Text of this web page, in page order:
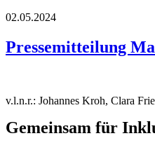
02.05.2024
Pressemitteilung
v.l.n.r.: Johannes Kroh, Clara
Gemeinsam für